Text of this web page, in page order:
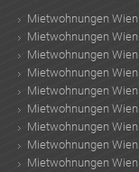
Mietwohnungen
Mietwohnungen
Mietwohnungen
Mietwohnungen
Mietwohnungen
Mietwohnungen
Mietwohnungen
Mietwohnungen
Mietwohnungen